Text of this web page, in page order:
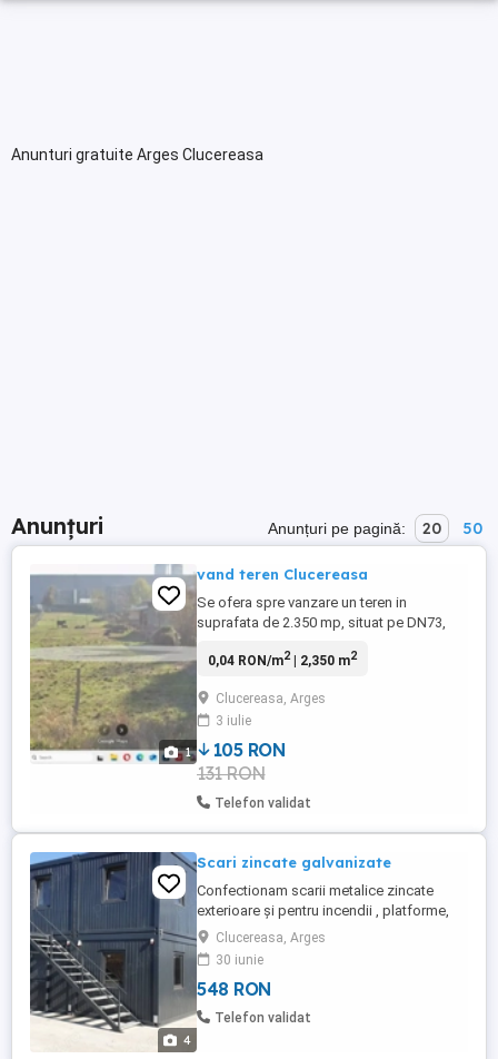
Anunturi gratuite Arges Clucereasa
Anunțuri Anunțuri pe pagină: 20 50
1
vand teren Clucereasa
Se ofera spre vanzare un teren in
suprafata de 2.350 mp, situat pe DN73,
si acces direct la drumul national.
zona industriala si rezidentiala in
dezvoltare continua. Aproximativ 19 km
pana la Pitesti acces rapid catre ...
0,04 RON/m2| 2,350 m2
Clucereasa, Arges
3 iulie
105 RON
131 RON
Telefon validat
4
Scari zincate galvanizate
Confectionam scarii metalice zincate
exterioare și pentru incendii , platforme,
podete si balustrazi profesionale la
cererea clientului . Asiguram transport si
montaj in toata tara !! Vindem și trepte !! Nr
de telefon si WhatsApp
Clucereasa, Arges
30 iunie
548 RON
Telefon validat